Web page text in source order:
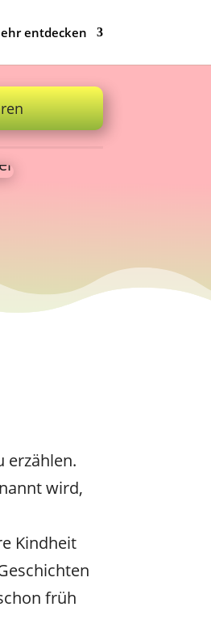
entdecken
erzählen.
wird,
Kindheit
früh